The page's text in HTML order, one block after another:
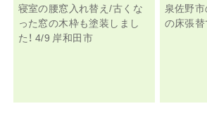
寝室の腰窓入れ替え/古くな
った窓の木枠も塗装しまし
た！ 4/9 岸和田市
泉佐野
の床張